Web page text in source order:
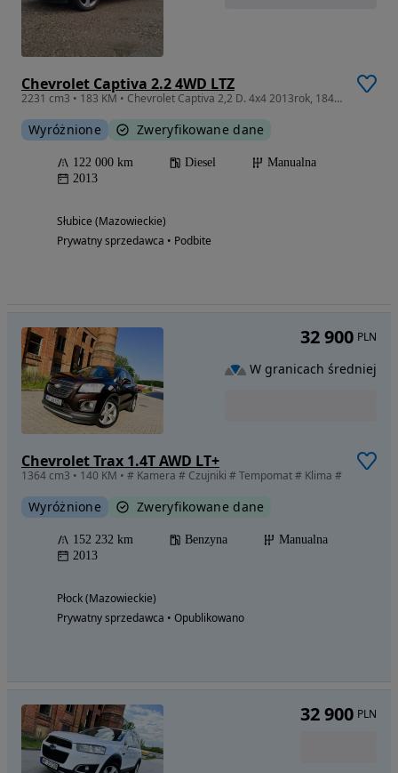
Chevrolet Captiva 2.2 4WD LTZ
2231 cm3 • 183 KM • Chevrolet Captiva 2,2 D. 4x4 2013rok, 184 kM 122 tys. Km 7 osobowy
Wyróżnione Zweryfikowane dane
122 000 km Diesel
Manualna
2013
Słubice (Mazowieckie)
Prywatny sprzedawca • Podbite
Chevrolet Trax 1.4T AWD LT+
1364 cm3 • 140 KM • # Kamera # Czujniki # Tempomat # Klima #
Wyróżnione Zweryfikowane dane
152 232 km Benzyna
Manualna
2013
Płock (Mazowieckie)
Prywatny sprzedawca • Opublikowano
32 900 PLN
W granicach średniej
32 900 PLN